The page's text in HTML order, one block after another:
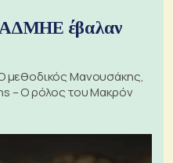
ΑΔΜΗΕ έβαλαν
μεθοδικός Μανουσάκης,
– Ο ρόλος του Μακρόν